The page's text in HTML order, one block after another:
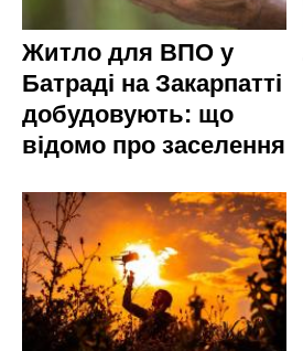
Житло для ВПО у
Батраді на Закарпатті
добудовують: що
відомо про заселення